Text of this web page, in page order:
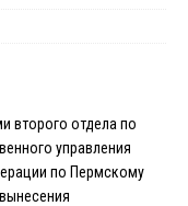
второго отдела по
управления
по Пермскому